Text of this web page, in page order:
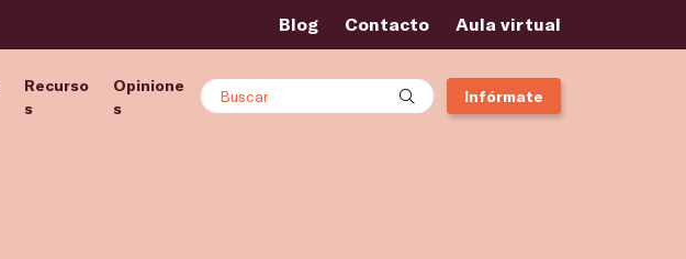
Blog Contacto Aula virtual
Recurso
s
Opinione
s
Buscar Infórmate